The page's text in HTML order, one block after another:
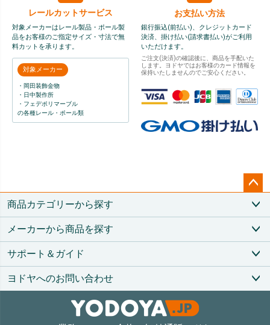
レールカットサービス
対象メーカーはレール製品・ポール製
品をお客様のご指定サイズ・寸法で無
料カットを承ります。
対象メーカー
・岡田装飾金物
・日中製作所
・フェデポリマーブル
の各種レール・ポール類
お支払い方法
銀行振込(前払い)、クレジットカード
決済、掛け払い(請求書払い)がご利用
いただけます。
ご注文(決済)の確認後に、商品を手配いた
します。ヨドヤではお客様のカード情報を
保持いたしませんのでご安心ください。
ペー
ップ
商品カテゴリーから探す
メーカーから商品を探す
サポート＆ガイド
ヨドヤへのお問い合わせ